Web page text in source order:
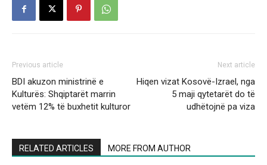
Previous article
BDI akuzon ministrinë e
Kulturës: Shqiptarët marrin
vetëm 12% të buxhetit kulturor
Next article
Hiqen vizat Kosovë-Izrael, nga
5 maji qytetarët do të
udhëtojnë pa viza
RELATED ARTICLES MORE FROM AUTHOR